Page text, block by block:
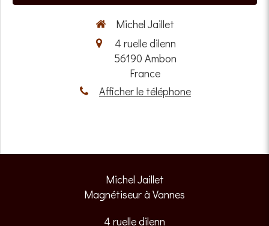
Michel Jaillet
4 ruelle dilenn
56190 Ambon
France
Afficher le téléphone
Michel Jaillet
Magnétiseur à Vannes
4 ruelle dilenn